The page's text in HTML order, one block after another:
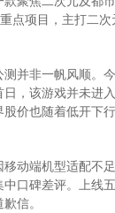
点项目，主打二
并非一帆风顺。
，该游戏并未进
价也随着低开下
移动端机型适配不
口碑差评。上线
信。